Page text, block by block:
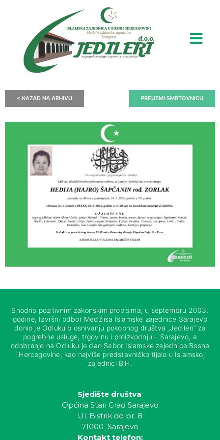
< NAZAD NA ARHIVU PREUZMI SMRTOVNICU
Shodno pozitivnim zakonskim propisima, u septembru 2003.
godine, Izvršni odbor Medžlisa Islamske zajednice Sarajevo
donio je Odluku o osnivanju pokopnog društva „Jedileri“ za
pogrebne usluge, trgovinu i proizvodnju – Sarajevo, a
odobrenje na Odluku je dao Sabor Islamske zajednice Bosne
i Hercegovine, kao najviše predstavničko tijelo u Islamskoj
zajednici BiH.
Sjedište društva:
Općina Stari Grad Sarajevo
Ul. Bistrik do br. 8
71000 Sarajevo
Kontakt telefon: